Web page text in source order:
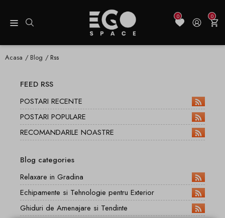
0 0
Acasa Blog Rss
FEED RSS
POSTARI RECENTE
POSTARI POPULARE
RECOMANDARILE NOASTRE
Blog categories
Relaxare in Gradina
Echipamente si Tehnologie pentru Exterior
Ghiduri de Amenajare si Tendinte